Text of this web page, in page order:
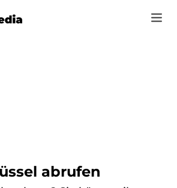
zu MP3
MP3
abrufen